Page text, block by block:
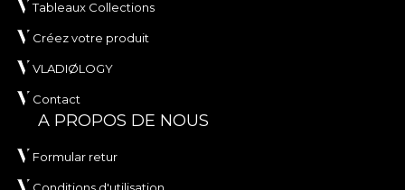
Tableaux Collections
Créez votre produit
VLADIØLOGY
Contact
A PROPOS DE NOUS
Formular retur